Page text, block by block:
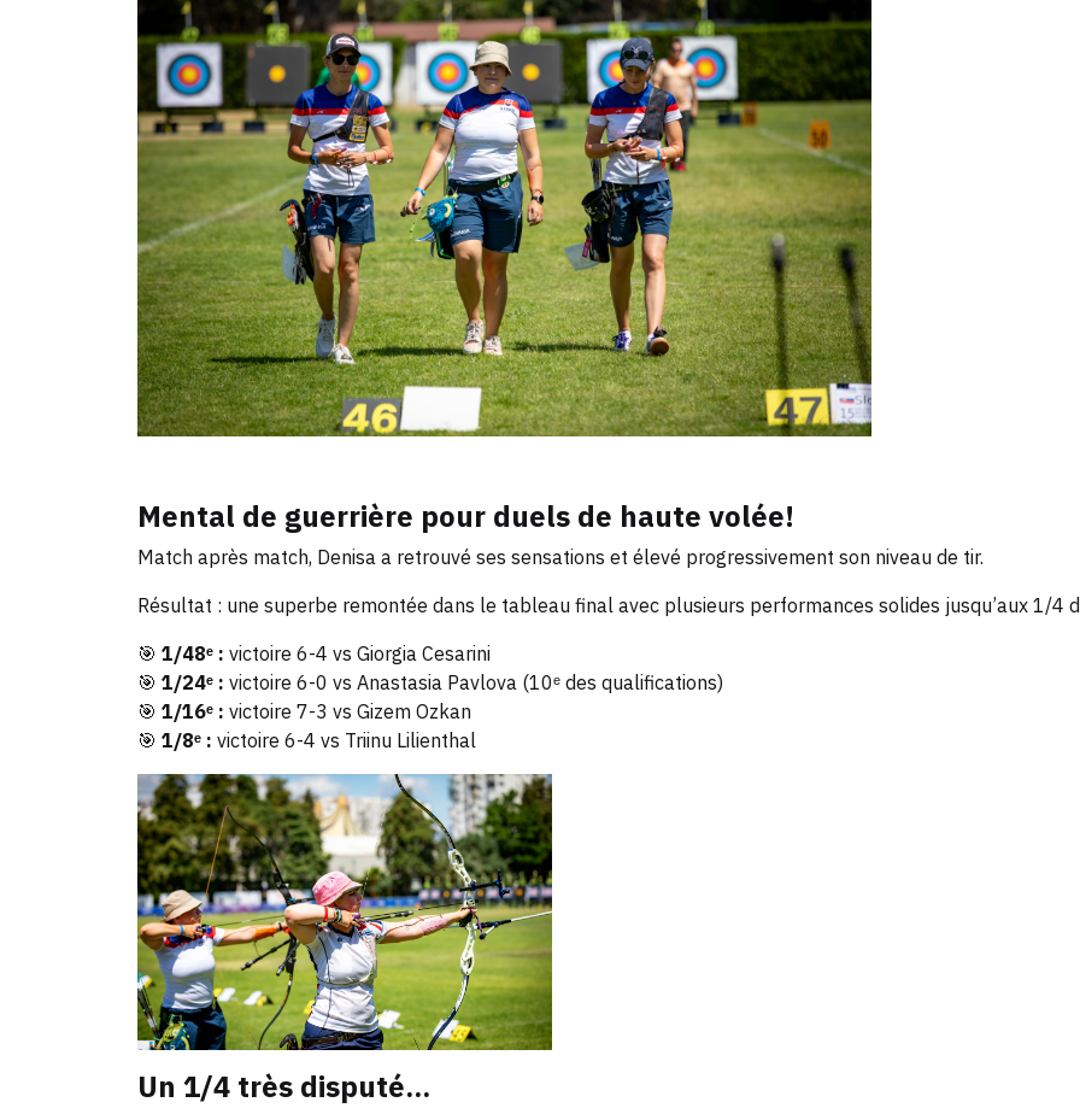
Mental de guerrière pour duels de haute volée!
Match après match, Denisa a retrouvé ses sensations et élevé progressivement son niveau de tir.
Résultat : une superbe remontée dans le tableau final avec plusieurs performances solides jusqu’aux 1/4
🎯 1/48ᵉ : victoire 6-4 vs Giorgia Cesarini
🎯 1/24ᵉ : victoire 6-0 vs Anastasia Pavlova (10ᵉ des qualifications)
🎯 1/16ᵉ : victoire 7-3 vs Gizem Ozkan
🎯 1/8ᵉ : victoire 6-4 vs Triinu Lilienthal
Un 1/4 très disputé...